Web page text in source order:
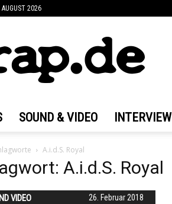
AUGUST 2026
SOUND & VIDEO INTERVIEW
A.i.d.S. Royal
A.i.d.S. Royal
26. Februar 2018
VIDEO